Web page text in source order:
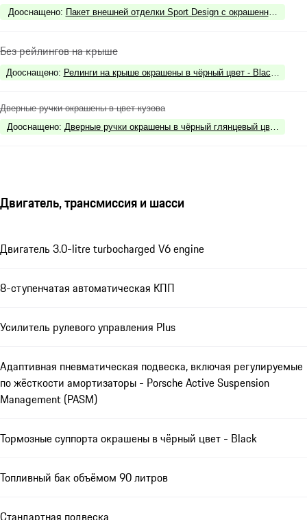
Дооснащено: Пакет внешней отделки Sport Design с окрашенными
Без рейлингов на крыше
Дооснащено: Релинги на крыше окрашены в чёрный цвет - Black
Дверные ручки окрашены в цвет кузова
Дооснащено: Дверные ручки окрашены в чёрный глянцевый цвет -
Двигатель, трансмиссия и шасси
Двигатель 3.0-litre turbocharged V6 engine
8-ступенчатая автоматическая КПП
Усилитель рулевого управления Plus
Адаптивная пневматическая подвеска, включая регулируемые
по жёсткости амортизаторы - Porsche Active Suspension
Management (PASM)
Тормозные суппорта окрашены в чёрный цвет - Black
Топливный бак объёмом 90 литров
Стандартная подвеска